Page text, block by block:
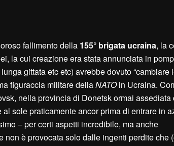
fallimento della 155° brigata ucraina, la
la cui creazione era stata annunciata in
gittata etc etc) avrebbe dovuto “cambiare
figuraccia militare dellaNATOin Ucraina.
nella provincia di Donetsk ormai assediata
sole praticamente ancor prima di entrare in
– per certi aspetti incredibile, ma anche
è provocata solo dalle ingenti perdite che